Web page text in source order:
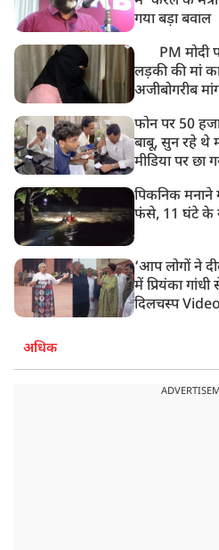
गया बड़ा बवाल
PM मोदी
लड़की की मां
अजीबोगरीब
फोन पर 50
बाबू, सुन रहे थे
मीडिया पर छा
पिकनिक
फंसे, 11 घंटे के
‘आप लोगों ने
में प्रियंका
दिलचस्प Video
अधिक